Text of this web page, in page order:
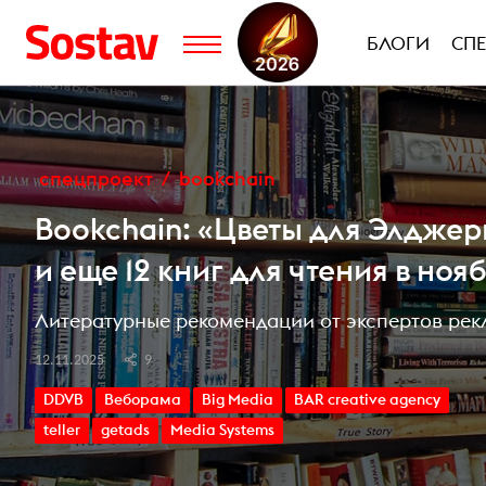
БЛОГИ
спецпроект bookchain
Bookchain: «Цветы для
и еще 12 книг для чтения в
Литературные рекомендации от экспертов
12.11.2025 9
DDVB Веборама Big Media
BAR creative agency
teller
getads Media Systems